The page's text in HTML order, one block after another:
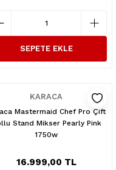
SEPETE EKLE
KARACA
Mastermaid Chef Pro Çift
Stand Mikser Pearly Pink
1750w
16.999,00 TL